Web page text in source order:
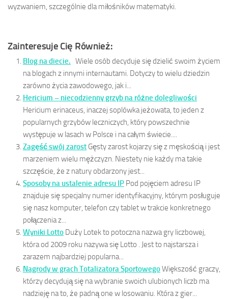
wyzwaniem, szczególnie dla miłośników matematyki.
Zainteresuje Cię Również:
Blog na diecie. Wiele osób decyduje się dzielić swoim życiem
na blogach z innymi internautami. Dotyczy to wielu dziedzin
zarówno życia zawodowego, jak i...
Hericium – niecodzienny grzyb na różne dolegliwości
Hericium erinaceus, inaczej soplówka jeżowata, to jeden z
popularnych grzybów leczniczych, który powszechnie
występuje w lasach w Polsce i na całym świecie....
Zagęść swój zarost Gęsty zarost kojarzy się z męskością i jest
marzeniem wielu mężczyzn. Niestety nie każdy ma takie
szczęście, że z natury obdarzony jest...
Sposoby na ustalenie adresu IP Pod pojęciem adresu IP
znajduje się specjalny numer identyfikacyjny, którym posługuje
się nasz komputer, telefon czy tablet w trakcie konkretnego
połączenia z...
Wyniki Lotto Duży Lotek to potoczna nazwa gry liczbowej,
która od 2009 roku nazywa się Lotto . Jest to najstarsza i
zarazem najbardziej popularna...
Nagrody w grach Totalizatora SportowegoWiększość graczy,
którzy decydują się na wybranie swoich ulubionych liczb ma
nadzieję na to, że padną one w losowaniu. Która z gier...